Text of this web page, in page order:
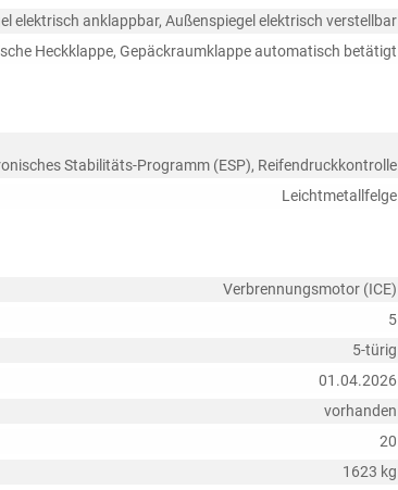
elektrisch anklappbar, Außenspiegel elektrisch verstellbar
Heckklappe, Gepäckraumklappe automatisch betätigt
Stabilitäts-Programm (ESP), Reifendruckkontrolle
Leichtmetallfelge
Verbrennungsmotor (ICE)
5
5-türig
01.04.2026
vorhanden
20
1623 kg